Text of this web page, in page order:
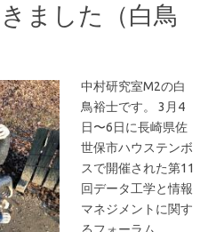
ました（白鳥
中村研究室M2の白
鳥裕士です。 3月4
日〜6日に長崎県佐
世保市ハウステンボ
スで開催された第11
回データ工学と情報
マネジメントに関す